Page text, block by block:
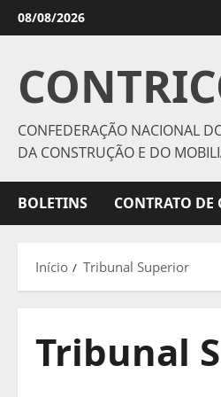
Avançar
para
conteúdo
08/08/2026
CONFEDERAÇÃO NACIONAL
DA CONSTRUÇÃO E DO
BOLETINS CONTRATO
Início Tribunal Superior
Tribunal